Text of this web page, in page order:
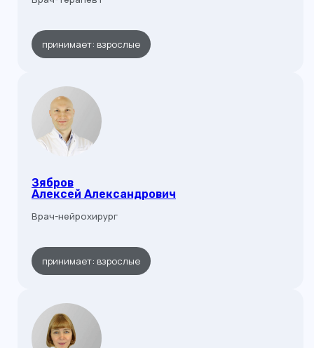
принимает: взрослые
Зябров
Алексей Александрович
Врач-нейрохирург
принимает: взрослые